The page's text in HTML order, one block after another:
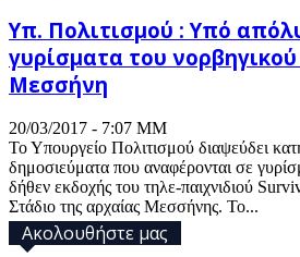
Υπ. Πολιτισμού : Υπό
γυρίσματα του
Μεσσήνη
20/03/2017 - 7:07 ΜΜ
Το Υπουργείο Πολιτισμού διαψεύδει
δημοσιεύματα που αναφέρονται σε
δήθεν εκδοχής του τηλε-παιχνιδιού
Στάδιο της αρχαίας Μεσσήνης. Το...
Ακολουθήστε μας